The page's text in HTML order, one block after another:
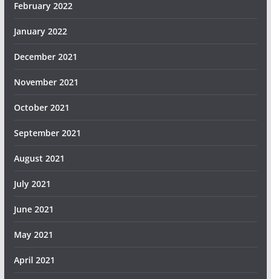
February 2022
January 2022
December 2021
November 2021
October 2021
September 2021
August 2021
July 2021
June 2021
May 2021
April 2021